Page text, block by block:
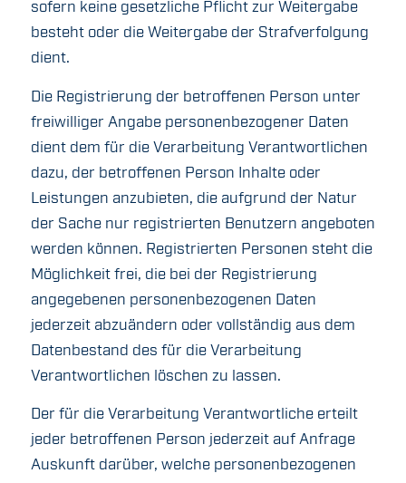
sofern keine gesetzliche Pflicht zur Weitergabe
besteht oder die Weitergabe der Strafverfolgung
dient.
Die Registrierung der betroffenen Person unter
freiwilliger Angabe personenbezogener Daten
dient dem für die Verarbeitung Verantwortlichen
dazu, der betroffenen Person Inhalte oder
Leistungen anzubieten, die aufgrund der Natur
der Sache nur registrierten Benutzern angeboten
werden können. Registrierten Personen steht die
Möglichkeit frei, die bei der Registrierung
angegebenen personenbezogenen Daten
jederzeit abzuändern oder vollständig aus dem
Datenbestand des für die Verarbeitung
Verantwortlichen löschen zu lassen.
Der für die Verarbeitung Verantwortliche erteilt
jeder betroffenen Person jederzeit auf Anfrage
Auskunft darüber, welche personenbezogenen